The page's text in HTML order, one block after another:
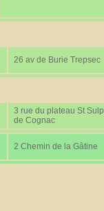
26 av de Burie Trepsec
3 rue du plateau St
de Cognac
2 Chemin de la Gâtine